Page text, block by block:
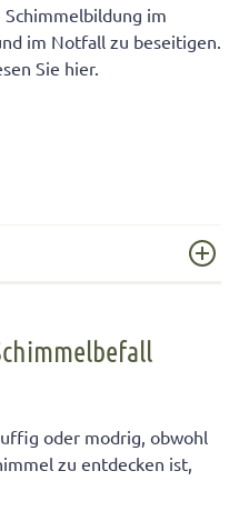
im
im Notfall zu beseitigen.
Sie hier.
oder modrig, obwohl
zu entdecken ist,